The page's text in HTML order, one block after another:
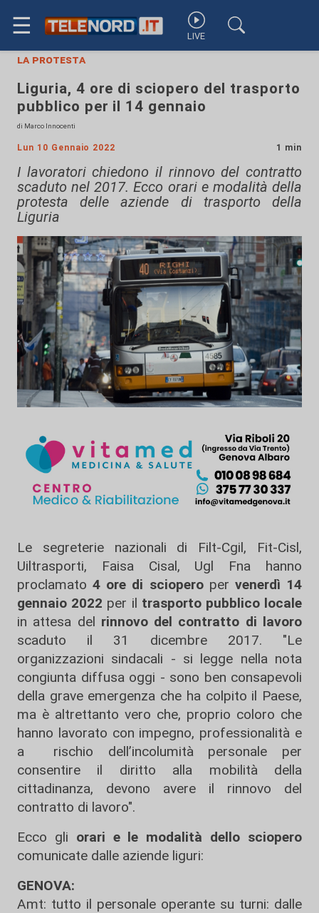
☰ LIVE
la protesta
Liguria, 4 ore di sciopero del trasporto
pubblico per il 14 gennaio
di Marco Innocenti
Lun 10 Gennaio 2022 1 min
I lavoratori chiedono il rinnovo del contratto
scaduto nel 2017. Ecco orari e modalità della
protesta delle aziende di trasporto della
Liguria
Le segreterie nazionali di Filt-Cgil, Fit-Cisl,
Uiltrasporti, Faisa Cisal, Ugl Fna hanno
proclamato4 ore di scioperoper venerdì 14
gennaio 2022 per il trasporto pubblico locale
in attesa del rinnovo del contratto di lavoro
scaduto il 31 dicembre 2017. "Le
organizzazioni sindacali - si legge nella nota
congiunta diffusa oggi - sono ben consapevoli
della grave emergenza che ha colpito il Paese,
ma è altrettanto vero che, proprio coloro che
hanno lavorato con impegno, professionalità e
a rischio dell’incolumità personale per
consentire il diritto alla mobilità della
cittadinanza, devono avere il rinnovo del
contratto di lavoro".
Ecco gli orari e le modalità dello sciopero
comunicate dalle aziende liguri:
GENOVA:
Amt: tutto il personale operante su turni: dalle